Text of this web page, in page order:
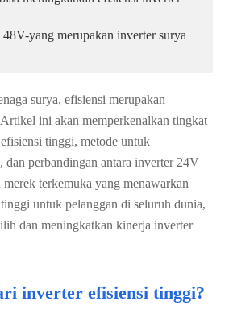
yang merupakan inverter surya
surya, efisiensi merupakan
ini akan memperkenalkan tingkat
tinggi, metode untuk
dan perbandingan antara inverter 24V
terkemuka yang menawarkan
untuk pelanggan di seluruh dunia,
dan meningkatkan kinerja inverter
inverter efisiensi tinggi?